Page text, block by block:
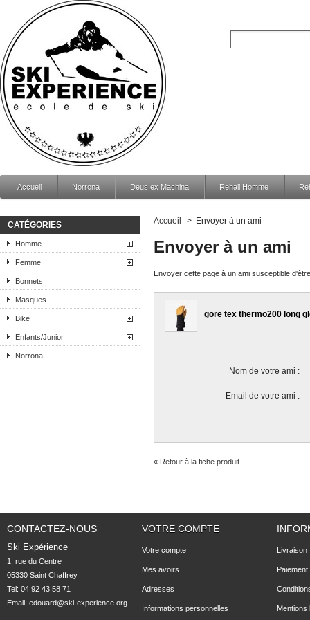
Accueil Norrona Deus ex Machina Rehall Homme
CATÉGORIES
Homme
Femme
Bonnets
Masques
Bike
Enfants/Junior
Norrona
Accueil > Envoyer à un ami
Envoyer à un ami
Envoyer cette page à un ami susceptible
gore tex thermo200 long
Nom de votre ami :
Email de votre ami :
« Retour à la fiche produit
CONTACTEZ-NOUS
Ski Expérience
1, rue du Centre
05330 Saint Chaffrey
Tel: 04 92 43 58 71
Email: edouard@ski-experience.org
VOTRE COMPTE
Votre compte
Mes avoirs
Adresses
Informations personnelles
Livraison
Mentions